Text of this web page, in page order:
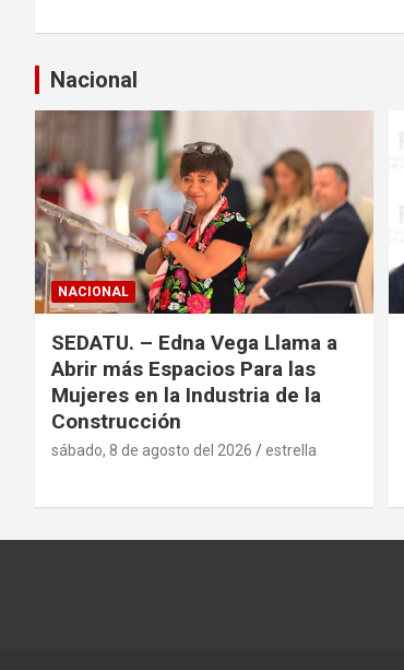
a
c
i
ó
n
d
e
e
n
t
r
Nacional
NACIONAL
SEDATU. – Edna Vega Llama a
Abrir más Espacios Para las
Mujeres en la Industria de la
Construcción
sábado, 8 de agosto del 2026 estrella